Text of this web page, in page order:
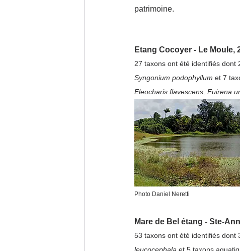
patrimoine.
Etang Cocoyer - Le Moule,
27 taxons ont été identifiés dont
Syngonium podophyllum et 7
Eleocharis flavescens, Fuirena
Photo Daniel Neretti
Mare de Bel étang - Ste-
53 taxons ont été identifiés dont
leucocephala et 5 taxons